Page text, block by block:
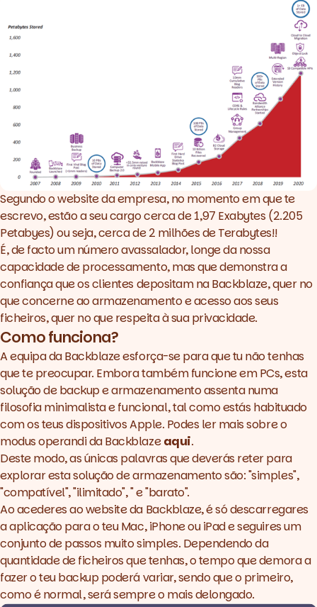
Segundo owebsite da empresa,no momento em que te
escrevo, estão a seu cargo cerca de 1,97 Exabytes (2.205
Petabyes) ou seja, cerca de 2 milhões de Terabytes!!
É, de facto um número avassalador, longe da nossa
capacidade de processamento, mas que demonstra a
confiança que os clientes depositam na Backblaze, quer no
que concerne ao armazenamento e acesso aos seus
ficheiros, quer no que respeita à sua privacidade.
Como funciona?
A equipa da Backblaze esforça-se para que tu não tenhas
que te preocupar. Embora também funcione em PCs, esta
solução debackupe armazenamento assenta numa
filosofia minimalista e funcional, tal como estás habituado
com os teus dispositivos Apple. Podes ler mais sobre o
modus operandida Backblazeaqui.
Deste modo, as únicas palavras que deverás reter para
explorar esta solução de armazenamento são: "simples",
"compatível", "ilimitado", " e "barato".
Ao acederes aowebsiteda Backblaze, é só descarregares
a aplicação para o teu Mac, iPhone ou iPad e seguires um
conjunto de passos muito simples. Dependendo da
quantidade de ficheiros que tenhas, o tempo que demora a
fazer o teubackuppoderá variar, sendo que o primeiro,
como é normal, será sempre o mais delongado.